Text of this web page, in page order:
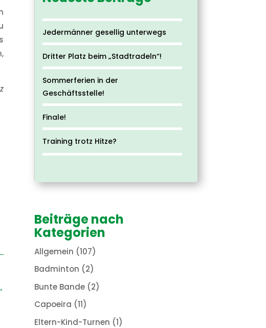
Jedermänner gesellig unterwegs
Dritter Platz beim „Stadtradeln“!
Sommerferien in der
Geschäftsstelle!
Finale!
Training trotz Hitze?
Beiträge nach
Kategorien
Allgemein (107)
Badminton (2)
Bunte Bande(2)
Capoeira (11)
Eltern-Kind-Turnen (1)